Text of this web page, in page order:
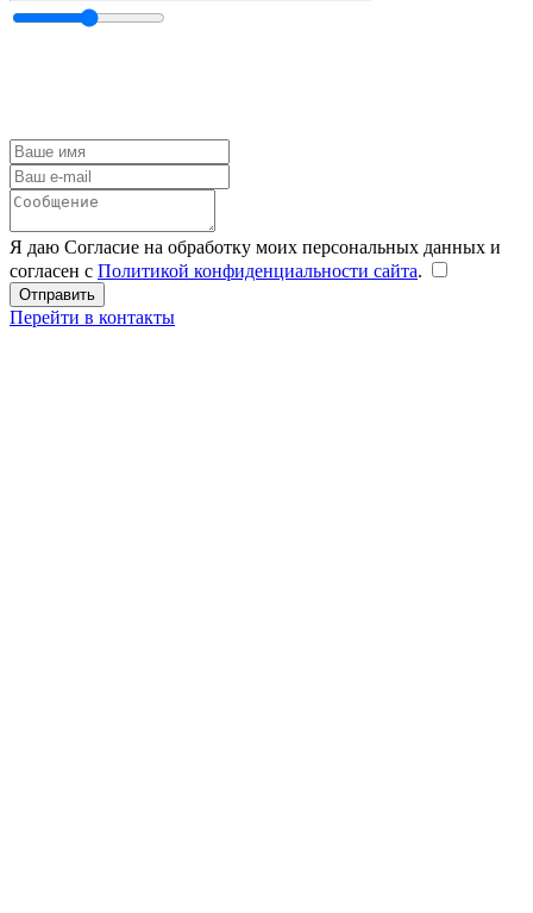
Я даю Согласие на обработку моих персональных данных и
согласен с Политикой конфиденциальности сайта.
Перейти в контакты